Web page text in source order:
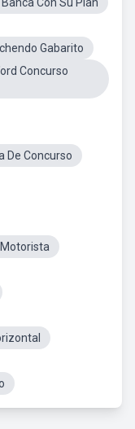
Gabarito
Concurso
De Concurso